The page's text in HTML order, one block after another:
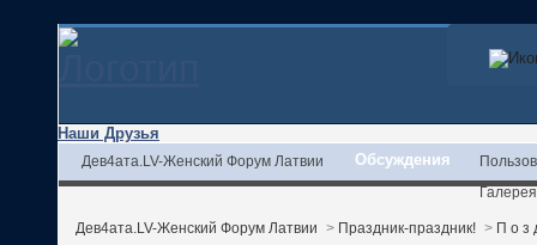
Наши Друзья
Дев4ата.LV-Женский Форум Латвии Обсуждения
Галерея
Дев4ата.LV-Женский Форум Латвии > Праздник-праздник! > П о з